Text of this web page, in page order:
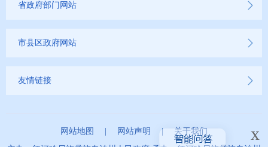
省政府部门网站
市县区政府网站
友情链接
网站地图 网站声明 | 关于我们
x